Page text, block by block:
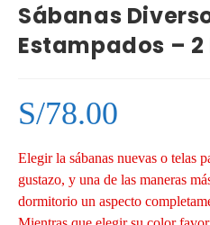
Sábanas
Estampados – 2
S/78.00
Elegir la sábanas nuevas o telas
gustazo, y una de las maneras
dormitorio un aspecto